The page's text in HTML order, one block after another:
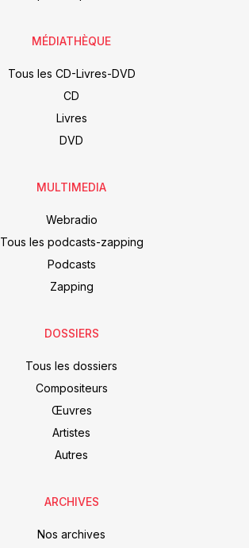
MÉDIATHÈQUE
Tous les CD-Livres-DVD
CD
Livres
DVD
MULTIMEDIA
Webradio
Tous les podcasts-zapping
Podcasts
Zapping
DOSSIERS
Tous les dossiers
Compositeurs
Œuvres
Artistes
Autres
ARCHIVES
Nos archives